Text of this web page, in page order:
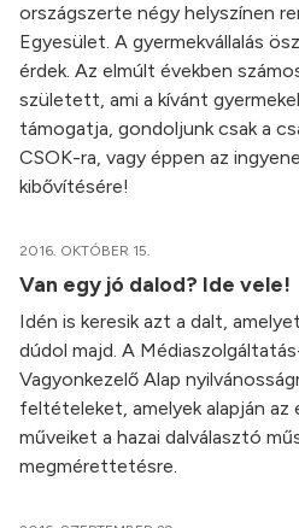
országszerte négy helyszínen
Egyesület. A gyermekvállalás
érdek. Az elmúlt években
született, ami a kívánt
támogatja, gondoljunk csak a
CSOK-ra, vagy éppen az
kibővítésére!
2016. OKTÓBER 15.
Van egy jó dalod? Ide vele!
Idén is keresik azt a dalt,
dúdol majd. A
Vagyonkezelő Alap
feltételeket, amelyek alapján az
műveiket a hazai dalválasztó
megmérettetésre.